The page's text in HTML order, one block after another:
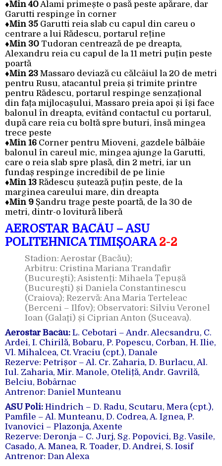
♦Min 40Alami primește o pasă peste apărare, dar
Garutti respinge în corner
♦Min 35 Garutti reia slab cu capul din careu o
centrare a lui Rădescu, portarul reține
♦Min 30 Tudoran centrează de pe dreapta,
Alexandru reia cu capul de la 11 metri puțin peste
poartă
♦Min 23 Massaro deviază cu călcâiul la 20 de metri
pentru Rusu, atacantul preia și trimite printre
pentru Rădescu, portarul respinge senzațional
din fața mijlocașului, Massaro preia apoi și își face
balonul în dreapta, evitând contactul cu portarul,
după care reia cu boltă spre buturi, însă mingea
trece peste
♦Min 16 Corner pentru Mioveni, gazdele bâlbâie
balonul în careul mic, mingea ajunge la Garutti,
care o reia slab spre plasă, din 2 metri, iar un
fundaș respinge incredibil de pe linie
♦Min 13 Rădescu șutează puțin peste, de la
marginea careului mare, din dreapta
♦Min 9 Șandru trage peste poartă, de la 30 de
metri, dintr-o lovitură liberă
AEROSTAR BACĂU – ASU
POLITEHNICA TIMIȘOARA2-2
Stadion: Aerostar (Bacău);
Arbitru: Cristina Mariana Trandafir
(Bucureşti); Asistenți: Mihaela Țepușă
(Bucureşti) și Daniela Constantinescu
(Craiova); Rezervă: Ana Maria Terteleac
(Berceni – Ilfov); Observatori: Silviu Veronel
Ioan (Galaţi) și Ciprian Anton (Suceava).
Aerostar Bacău: L. Cebotari – Andr. Alecsandru, C.
Ardei, I. Chirilă, Bobaru, P. Popescu, Corban, H. Ilie,
Vl. Mihalcea, Ct. Vraciu (cpt.), Danale
Rezerve: Petrișor – Al. Cr. Zaharia, D. Burlacu, Al.
Iul. Zaharia, Mir. Manole, Oteliță, Andr. Gavrilă,
Belciu, Bobârnac
Antrenor: Daniel Munteanu
ASU Poli: Hindrich – D. Radu, Scutaru, Mera (cpt.),
Pamfile – Al. Munteanu, D. Codrea, A. Ignea, P.
Ivanovici – Plazonja, Axente
Rezerve: Deronja – C. Jurj, Sg. Popovici, Bg. Vasile,
Casado, A. Manea, R. Toader, D. Andrei, S. Iosif
Antrenor: Dan Alexa